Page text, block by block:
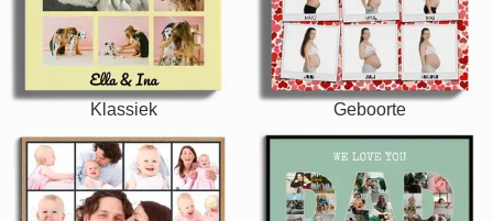
Klassiek Geboorte